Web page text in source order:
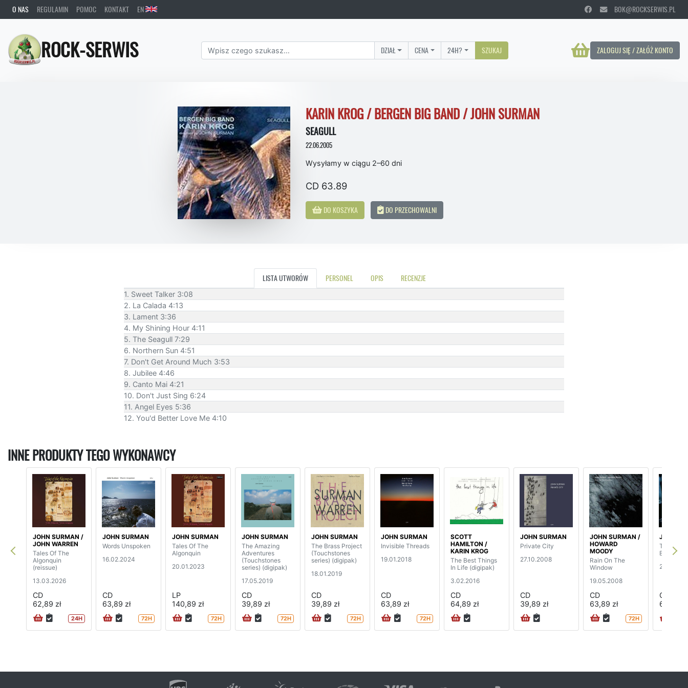
O NAS REGULAMIN POMOC KONTAKT EN BOK@ROCKSERWIS.PL
ROCK-SERWIS ZALOGUJ SIĘ / ZAŁÓŻ KONTO
DZIAŁ CENA 24H? SZUKAJ
KARIN KROG / BERGEN BIG BAND / JOHN SURMAN
SEAGULL
22.06.2005
Wysyłamy w ciągu 2–60 dni
CD 63.89
DO KOSZYKA DO PRZECHOWALNI
LISTA UTWORÓW PERSONEL OPIS RECENZJE
1. Sweet Talker 3:08
2. La Calada 4:13
3. Lament 3:36
4. My Shining Hour 4:11
5. The Seagull 7:29
6. Northern Sun 4:51
7. Don't Get Around Much 3:53
8. Jubilee 4:46
9. Canto Mai 4:21
10. Don't Just Sing 6:24
11. Angel Eyes 5:36
12. You'd Better Love Me 4:10
INNE PRODUKTY TEGO WYKONAWCY
JOHN SURMAN /
JOHN WARREN
Tales Of The
Algonquin
(reissue)
13.03.2026
CD
62,89 zł
24H
JOHN SURMAN
Words Unspoken
16.02.2024
CD
63,89 zł
72H
JOHN SURMAN
Tales Of The
Algonquin
20.01.2023
LP
140,89 zł
72H
JOHN SURMAN
The Amazing
Adventures
(Touchstones
series) (digipak)
17.05.2019
CD
39,89 zł
72H
JOHN SURMAN
The Brass Project
(Touchstones
series) (digipak)
18.01.2019
CD
39,89 zł
72H
JOHN SURMAN
Invisible Threads
19.01.2018
CD
63,89 zł
72H
SCOTT
HAMILTON /
KARIN KROG
The Best Things
In Life (digipak)
3.02.2016
CD
64,89 zł
JOHN SURMAN
Private City
27.10.2008
CD
39,89 zł
JOHN SURMAN /
HOWARD
MOODY
Rain On The
Window
19.05.2008
CD
63,89 zł
72H
JOHN
The
Between
CD
63,89 zł